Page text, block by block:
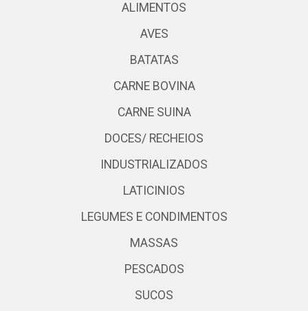
ALIMENTOS
AVES
BATATAS
CARNE BOVINA
CARNE SUINA
DOCES/ RECHEIOS
INDUSTRIALIZADOS
LATICINIOS
LEGUMES E CONDIMENTOS
MASSAS
PESCADOS
SUCOS